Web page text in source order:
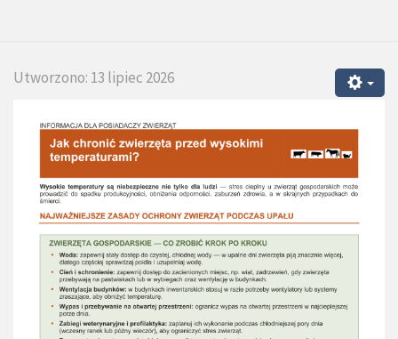
Utworzono: 13 lipiec 2026